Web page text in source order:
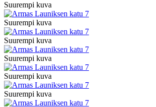
Suurempi kuva
Suurempi kuva
Suurempi kuva
Suurempi kuva
Suurempi kuva
Suurempi kuva